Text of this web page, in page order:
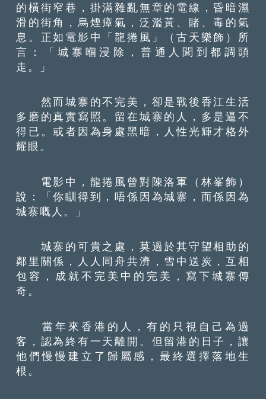
的橫街窄巷，掛滿雜亂無章的電線，昏暗濕
滑的街角，烏煙瘴氣，泛濫黃、賭、毒的氣
息。正如電影中「龍捲風」（古天樂飾）所
言：「城寨嗰浸除，普通人聞到都調頭
走。」
然而城寨的不完美，卻是戰後香江生活
多磨的真實寫照。留在城寨的人，多是逼不
得已。或者因為身處黑暗，人性光輝才格外
耀眼。
電影中，龍捲風曾對陳洛軍（林峯飾）
說：「你瞓得到，唔係因為城寨，而係因為
城寨嘅人。」
城寨的可貴之處，莫過於其守望相助的
鄰里關係，人人同舟共濟，雪中送炭，互相
包容，成就不完美中的完美，寫下城寨傳
奇。
當年來香港的人，有的只視自己為過
客，認為終有一天離開。但留港的日子，讓
他們慢慢建立了歸屬感，最終選擇落地生
根。